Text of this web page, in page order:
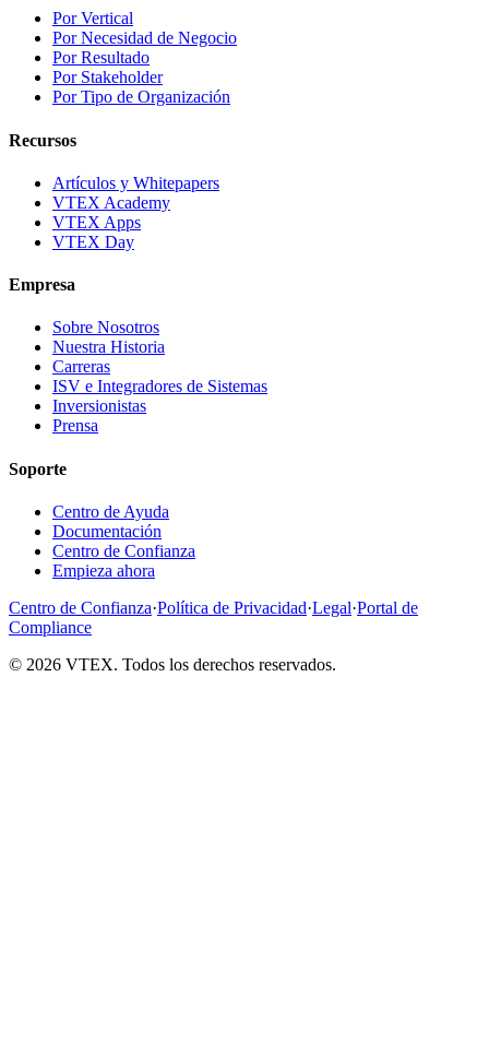
Por Vertical
Por Necesidad de Negocio
Por Resultado
Por Stakeholder
Por Tipo de Organización
Recursos
Artículos y Whitepapers
VTEX Academy
VTEX Apps
VTEX Day
Empresa
Sobre Nosotros
Nuestra Historia
Carreras
ISV e Integradores de Sistemas
Inversionistas
Prensa
Soporte
Centro de Ayuda
Documentación
Centro de Confianza
Empieza ahora
Centro de Confianza·Política de Privacidad·Legal·Portal de
Compliance
© 2026 VTEX. Todos los derechos reservados.